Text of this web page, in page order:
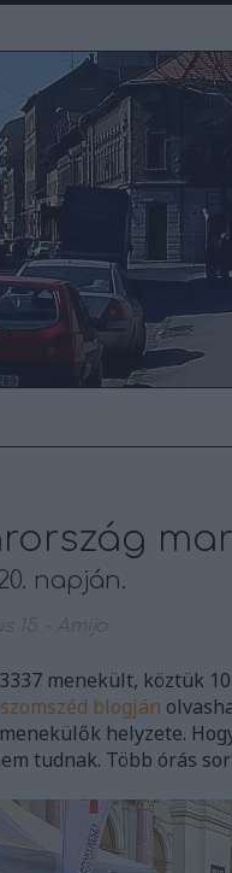
napján.
15. Amijo
menekült, köztük
szomszéd blogján
helyzete.
tudnak. Több órás